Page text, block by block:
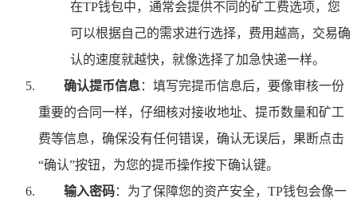
在TP钱包中，通常会提供不同的矿工费选项，您
可以根据自己的需求进行选择，费用越高，交易确
认的速度就越快，就像选择了加急快递一样。
确认提币信息：填写完提币信息后，要像审核一份
重要的合同一样，仔细核对接收地址、提币数量和矿工
费等信息，确保没有任何错误，确认无误后，果断点击
“确认”按钮，为您的提币操作按下确认键。
输入密码：为了保障您的资产安全，TP钱包会像一